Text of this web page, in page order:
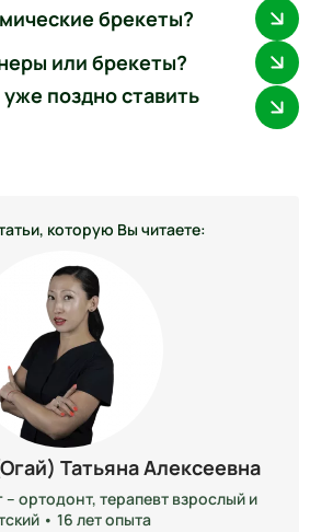
брекеты?
или брекеты?
поздно ставить
которую Вы читаете:
Татьяна Алексеевна
ортодонт, терапевт взрослый и
• 16 лет опыта